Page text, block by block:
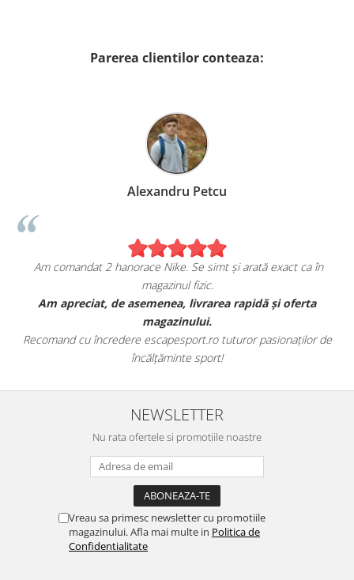
Parerea clientilor conteaza:
Nike. Se simt și arată exact ca în
asemenea, livrarea rapidă și oferta
escapesport.ro tuturor pasionaților de
Sunt foarte
Am comandat o
Aceștia au toate
NEWSLETTER
Nu rata ofertele si promotiile noastre
Vreau sa primesc newsletter cu promotiile
magazinului. Afla mai multe in Politica de
Confidentialitate